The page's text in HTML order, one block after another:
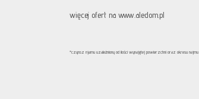
więcej ofert na www.aledom.pl
*czynsz njamu uzależniony od ilości wynajętej powierzchni oraz okresu najmu